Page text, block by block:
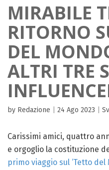
MIRABILE
RITORNO
DEL
ALTRI TRE
by Redazione 24 Ago 2023
Carissimi amici, quattro
e orgoglio la costituzione
primo viaggio sul ‘Tetto del